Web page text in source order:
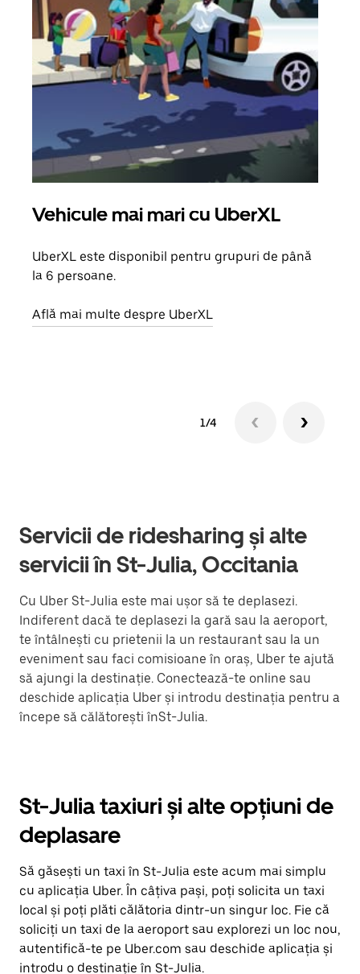
Vehicule mai mari cu UberXL
UberXL este disponibil pentru grupuri de până
la 6 persoane.
Află mai multe despre UberXL
1/4
Servicii de ridesharing și alte
servicii în St-Julia, Occitania
Cu Uber St-Julia este mai ușor să te deplasezi.
Indiferent dacă te deplasezi la gară sau la aeroport,
te întâlnești cu prietenii la un restaurant sau la un
eveniment sau faci comisioane în oraș, Uber te ajută
să ajungi la destinație. Conectează-te online sau
deschide aplicația Uber și introdu destinația pentru a
începe să călătorești înSt-Julia.
St-Julia taxiuri și alte opțiuni de
deplasare
Să găsești un taxi în St-Julia este acum mai simplu
cu aplicația Uber. În câțiva pași, poți solicita un taxi
local și poți plăti călătoria dintr-un singur loc. Fie că
soliciți un taxi de la aeroport sau explorezi un loc nou,
autentifică-te pe Uber.com sau deschide aplicația și
introdu o destinație în St-Julia.